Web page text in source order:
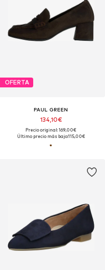
OFERTA
PAUL GREEN
134,10€
Precio original: 169,00€
Último precio más bajo:115,00€